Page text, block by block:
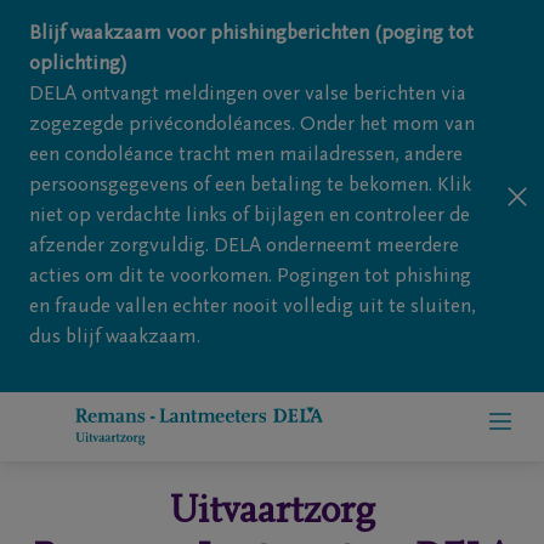
Overslaan en naar inhoud gaan
Blijf waakzaam voor phishingberichten (poging tot
oplichting)
DELA ontvangt meldingen over valse berichten via
zogezegde privécondoléances. Onder het mom van
een condoléance tracht men mailadressen, andere
persoonsgegevens of een betaling te bekomen. Klik
niet op verdachte links of bijlagen en controleer de
afzender zorgvuldig. DELA onderneemt meerdere
acties om dit te voorkomen. Pogingen tot phishing
en fraude vallen echter nooit volledig uit te sluiten,
dus blijf waakzaam.
Uitvaartzorg